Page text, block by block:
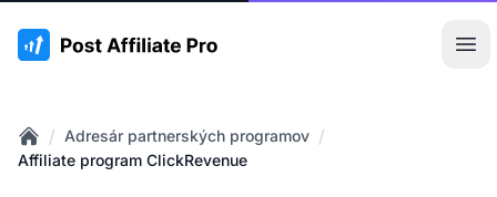
:site.title
Home
/ Adresár partnerských programov /
Affiliate program ClickRevenue